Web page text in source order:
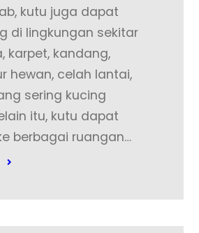
kutu juga dapat
di lingkungan sekitar
karpet, kandang,
hewan, celah lantai,
sering kucing
itu, kutu dapat
berbagai ruangan…